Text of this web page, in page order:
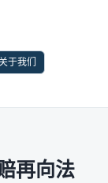
于我们
再向法